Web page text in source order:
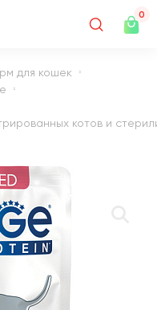
0
для кошек
котов и